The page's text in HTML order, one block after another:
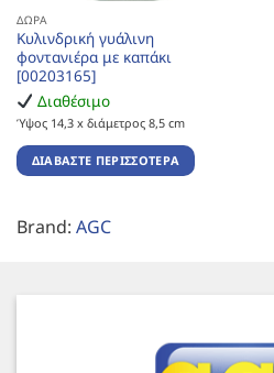
ΔΏΡΑ
Κυλινδρική γυάλινη
φοντανιέρα με καπάκι
[00203165]
Διαθέσιμο
Ύψος 14,3 x διάμετρος 8,5 cm
ΔΙΑΒΆΣΤΕ ΠΕΡΙΣΣΌΤΕΡΑ
Brand: AGC